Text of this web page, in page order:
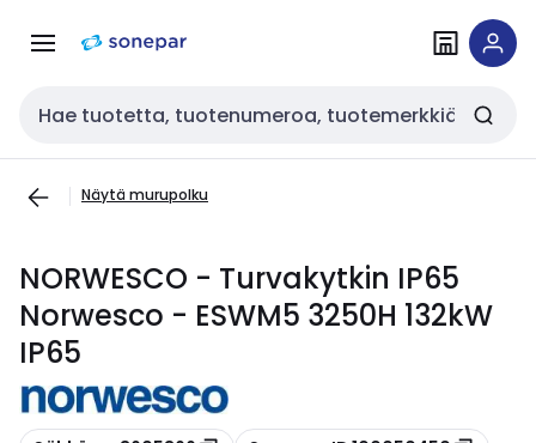
navigointiinsisältöön
Haku
Näytä murupolku
NORWESCO - Turvakytkin IP65
Norwesco - ESWM5 3250H 132kW
IP65